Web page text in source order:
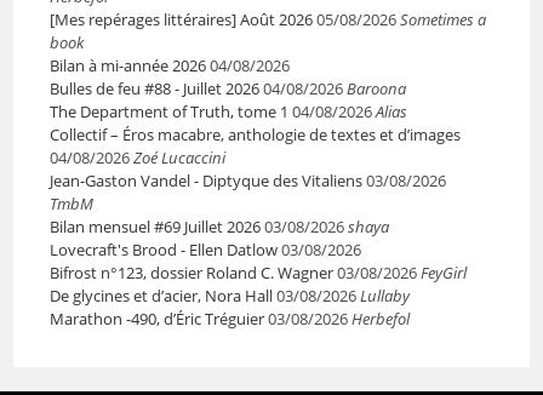
[Mes repérages littéraires] Août 202605/08/2026Sometimes a
book
Bilan à mi-année 202604/08/2026
Bulles de feu #88 - Juillet 202604/08/2026Baroona
The Department of Truth, tome 1 04/08/2026Alias
Collectif – Éros macabre, anthologie de textes et d’images
04/08/2026Zoé Lucaccini
Jean-Gaston Vandel - Diptyque des Vitaliens03/08/2026
TmbM
Bilan mensuel #69 Juillet 202603/08/2026shaya
Lovecraft's Brood - Ellen Datlow03/08/2026
Bifrost n°123, dossier Roland C. Wagner03/08/2026FeyGirl
De glycines et d’acier, Nora Hall03/08/2026Lullaby
Marathon -490, d’Éric Tréguier03/08/2026Herbefol